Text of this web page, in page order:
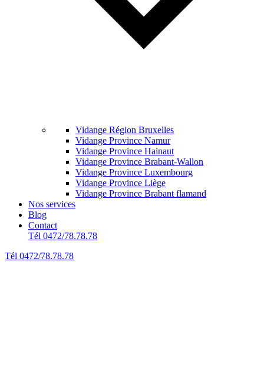
Vidange Région Bruxelles
Vidange Province Namur
Vidange Province Hainaut
Vidange Province Brabant-Wallon
Vidange Province Luxembourg
Vidange Province Liège
Vidange Province Brabant flamand
Nos services
Blog
Contact
Tél 0472/78.78.78
Tél 0472/78.78.78